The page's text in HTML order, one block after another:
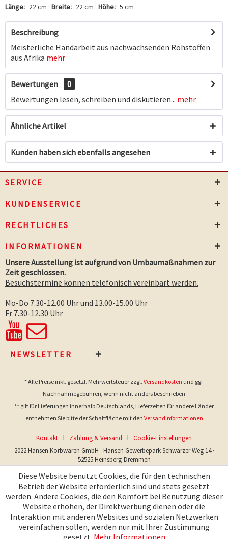
Länge: 22 cm · Breite: 22 cm · Höhe: 5 cm
Beschreibung
Meisterliche Handarbeit aus nachwachsenden Rohstoffen
aus Afrika mehr
Bewertungen
0
Bewertungen lesen, schreiben und diskutieren... mehr
Ähnliche Artikel
Kunden haben sich ebenfalls angesehen
SERVICE
KUNDENSERVICE
RECHTLICHES
INFORMATIONEN
Unsere Ausstellung ist aufgrund von Umbaumaßnahmen zur
Zeit geschlossen.
Besuchstermine können telefonisch vereinbart werden.
Mo-Do 7.30-12.00 Uhr und 13.00-15.00 Uhr
Fr 7.30-12.30 Uhr
NEWSLETTER
* Alle Preise inkl. gesetzl. Mehrwertsteuer zzgl. Versandkosten und ggf.
Nachnahmegebühren, wenn nicht anders beschrieben
** gilt für Lieferungen innerhalb Deutschlands, Lieferzeiten für andere Länder
entnehmen Sie bitte der Schaltfläche mit den Versandinformationen
Kontakt Zahlung & Versand
Cookie-Einstellungen
2022 Hansen Korbwaren GmbH · Hansen Gewerbepark Schwarzer Weg 14 ·
52525 Heinsberg-Dremmen
Diese Website benutzt Cookies, die für den technischen
Betrieb der Website erforderlich sind und stets gesetzt
werden. Andere Cookies, die den Komfort bei Benutzung dieser
Website erhöhen, der Direktwerbung dienen oder die
Interaktion mit anderen Websites und sozialen Netzwerken
vereinfachen sollen, werden nur mit Ihrer Zustimmung
gesetzt. Mehr Informationen